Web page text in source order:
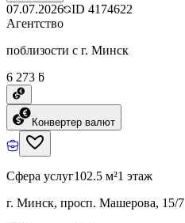
07.07.2026 ID 4174622
Агентство
поблизости с г. Минск
6 273 ƃ
Конвертер валют
Сфера услуг102.5 м²1 этаж
г. Минск, просп. Машерова, 15/7